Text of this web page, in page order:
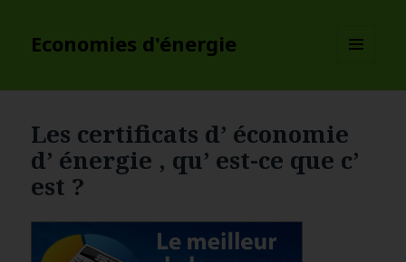
Economies d'énergie
Les certificats d’ économie
d’ énergie , qu’ est-ce que c’
est ?